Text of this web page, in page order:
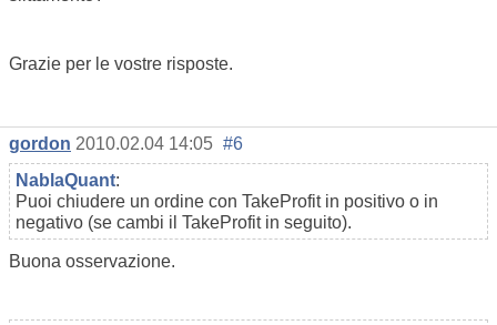
Grazie per le vostre risposte.
gordon 2010.02.04 14:05 #6
NablaQuant:
Puoi chiudere un ordine con TakeProfit in positivo o in
negativo (se cambi il TakeProfit in seguito).
Buona osservazione.